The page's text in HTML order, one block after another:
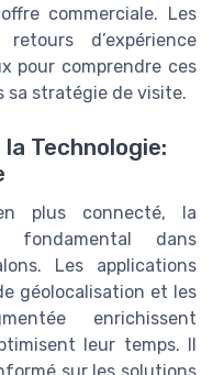
commerciale. Les
d’expérience
pour comprendre ces
sa stratégie de visite.
Technologie:
plus connecté, la
dans
Les applications
géolocalisation et les
enrichissent
leur temps. Il